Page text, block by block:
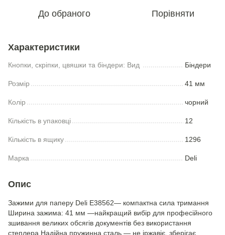
До обраного Порівняти
Характеристики
Кнопки, скріпки, цвяшки та біндери: Вид Біндери
Розмір 41 мм
Колір чорний
Кількість в упаковці 12
Кількість в ящику 1296
Марка Deli
Опис
Зажими для паперу Deli E38562— компактна сила тримання
Ширина зажима: 41 мм —найкращий вибір для професійного
зшивання великих обсягів документів без використання
степлера Надійна пружинна сталь — не іржавіє, зберігає